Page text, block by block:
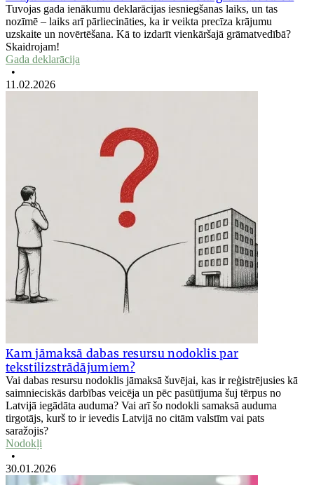
Tuvojas gada ienākumu deklarācijas iesniegšanas laiks, un tas
nozīmē – laiks arī pārliecināties, ka ir veikta precīza krājumu
uzskaite un novērtēšana. Kā to izdarīt vienkāršajā grāmatvedībā?
Skaidrojam!
Gada deklarācija
•
11.02.2026
Kam jāmaksā dabas resursu nodoklis par
tekstilizstrādājumiem?
Vai dabas resursu nodoklis jāmaksā šuvējai, kas ir reģistrējusies kā
saimnieciskās darbības veicēja un pēc pasūtījuma šuj tērpus no
Latvijā iegādāta auduma? Vai arī šo nodokli samaksā auduma
tirgotājs, kurš to ir ievedis Latvijā no citām valstīm vai pats
saražojis?
Nodokļi
•
30.01.2026